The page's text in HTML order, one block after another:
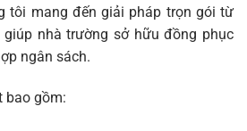
tôi mang đến giải pháp trọn gói từ
nhà trường sở hữu đồng phục
ngân sách.
bao gồm: